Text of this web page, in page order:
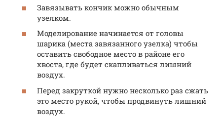
Завязывать кончик можно обычным
узелком.
Моделирование начинается от головы
шарика (места завязанного узелка) чтобы
оставить свободное место в районе его
хвоста, где будет скапливаться лишний
воздух.
Перед закруткой нужно несколько раз сжать
это место рукой, чтобы продвинуть лишний
воздух.